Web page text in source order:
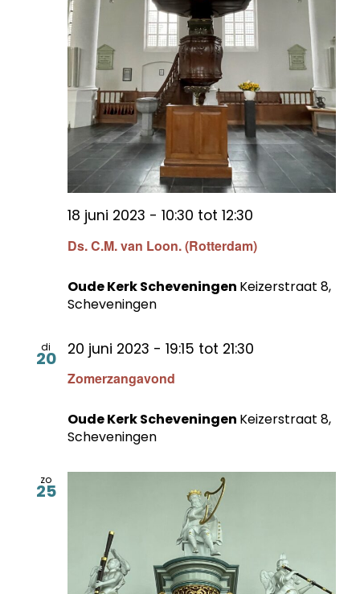
Ds. C.M. van Loon. (Rotterdam)
18 juni 2023 - 10:30 tot 12:30
Oude Kerk Scheveningen Keizerstraat 8,
Scheveningen
di
20
Zomerzangavond
20 juni 2023 - 19:15 tot 21:30
Oude Kerk Scheveningen Keizerstraat 8,
Scheveningen
zo
25